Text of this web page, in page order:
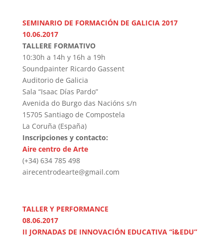
SEMINARIO DE FORMACIÓN DE GALICIA 2017
10.06.2017
TALLERE FORMATIVO
10:30h a 14h y 16h a 19h
Soundpainter Ricardo Gassent
Auditorio de Galicia
Sala “Isaac Días Pardo”
Avenida do Burgo das Nacións s/n
15705 Santiago de Compostela
La Coruña (España)
Inscripciones y contacto:
Aire centro de Arte
(+34) 634 785 498
airecentrodearte@gmail.com
TALLER Y PERFORMANCE
08.06.2017
II JORNADAS DE INNOVACIÓN EDUCATIVA “i&EDU”